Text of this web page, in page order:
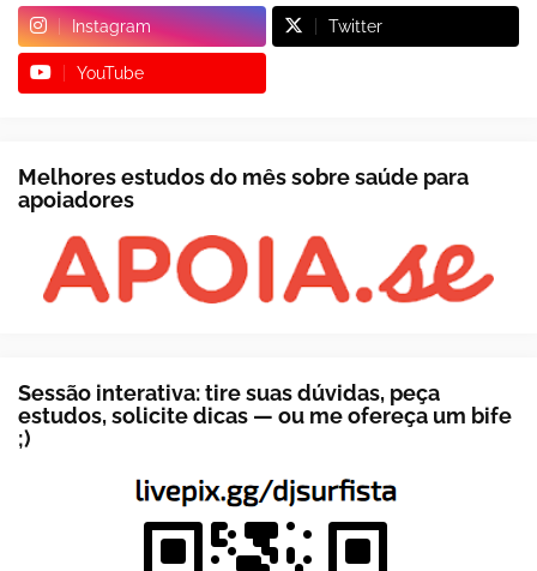
Instagram Twitter
YouTube
Melhores estudos do mês sobre saúde para
apoiadores
Sessão interativa: tire suas dúvidas, peça
estudos, solicite dicas — ou me ofereça um bife
;)